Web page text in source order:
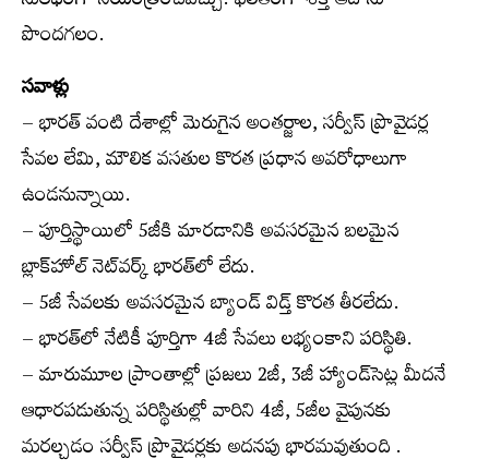
పొందగలం.
సవాళ్లు
– భారత్ వంటి దేశాల్లో మెరుగైన అంతర్జాల, సర్వీస్ ప్రొవైడర్ల
సేవల లేమి, మౌలిక వసతుల కొరత ప్రధాన అవరోధాలుగా
ఉండనున్నాయి.
– పూర్తిస్థాయిలో 5జీకి మారడానికి అవసరమైన బలమైన
బ్లాక్‌హోల్ నెట్‌వర్క్ భారత్‌లో లేదు.
– 5జీ సేవలకు అవసరమైన బ్యాండ్ విడ్త్ కొరత తీరలేదు.
– భారత్‌లో నేటికీ పూర్తిగా 4జీ సేవలు లభ్యంకాని పరిస్థితి.
– మారుమూల ప్రాంతాల్లో ప్రజలు 2జీ, 3జీ హ్యాండ్‌సెట్ల మీదనే
ఆధారపడుతున్న పరిస్థితుల్లో వారిని 4జీ, 5జీల వైపునకు
మరల్చడం సర్వీస్ ప్రొవైడర్లకు అదనపు భారమవుతుంది .